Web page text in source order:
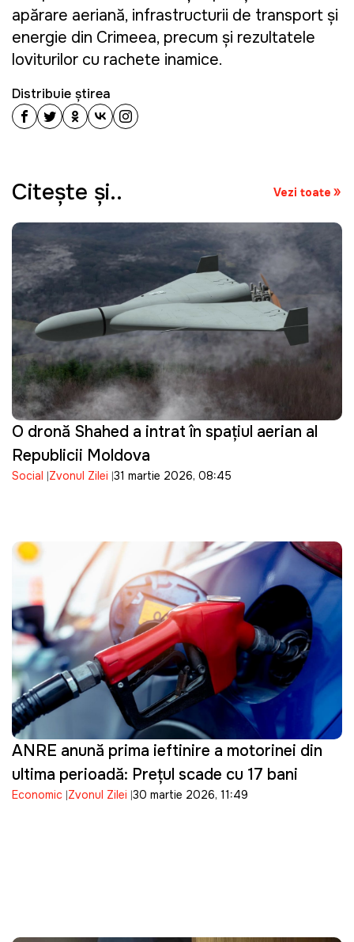
apărare aeriană, infrastructurii de transport și
energie din Crimeea, precum și rezultatele
loviturilor cu rachete inamice.
Distribuie știrea
Citeşte şi.. Vezi toate
O dronă Shahed a intrat în spațiul aerian al
Republicii Moldova
Social Zvonul Zilei 31 martie 2026, 08:45
ANRE anunță prima ieftinire a motorinei din
ultima perioadă: Prețul scade cu 17 bani
Economic Zvonul Zilei 30 martie 2026, 11:49